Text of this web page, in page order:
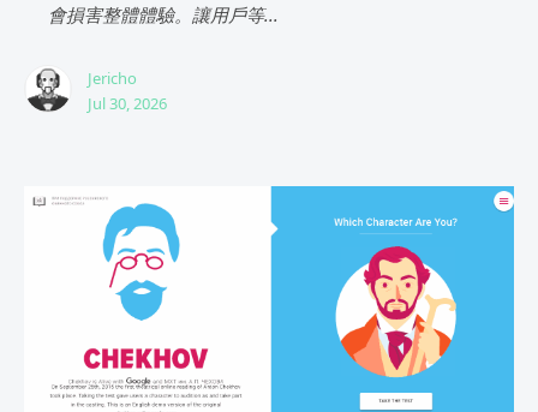
會損害整體體驗。讓用戶等...
Jericho
Jul 30, 2026